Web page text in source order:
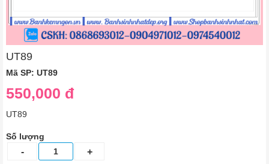
UT89
Mã SP: UT89
550,000 đ
UT89
Số lượng